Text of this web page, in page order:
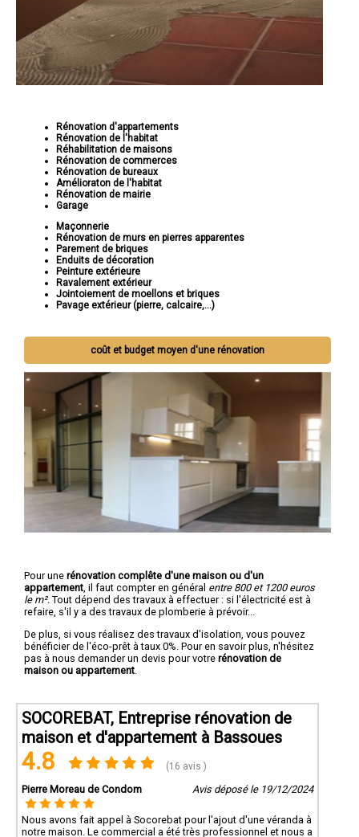
Rénovation d'appartements
Rénovation de l'habitat
Réhabilitation de maisons
Rénovation de commerces
Rénovation de bureaux
Amélioraton de l'habitat
Rénovation de mairie
Garage
Maçonnerie
Rénovation de murs en pierres apparentes
Parement de briques
Enduits de décoration
Peinture extérieure
Ravalement extérieur
Jointoiement de moellons et briques
Pavage extérieur (pierre, calcaire,...)
coût et budget moyen d'une rénovation
Pour une rénovation complête d'une maison ou d'un
appartement , il faut compter en général entre 800 et 1200 euros
le m². Tout dépend des travaux à effectuer : si l'électricité est à
refaire, s'il y a des travaux de plomberie à prévoir...
De plus, si vous réalisez des travaux d'isolation, vous pouvez
bénéficier de l'éco-prêt à taux 0%. Pour en savoir plus, n'hésitez
pas à nous demander un devis pour votre rénovation de
maison ou appartement
SOCOREBAT, Entreprise rénovation de
maison et d'appartement à Bassoues
4.8 (16 avis )
Pierre Moreau de Condom Avis déposé le 19/12/2024
Nous avons fait appel à Socorebat pour l'ajout d'une véranda à
notre maison. Le commercial a été très professionnel et nous a